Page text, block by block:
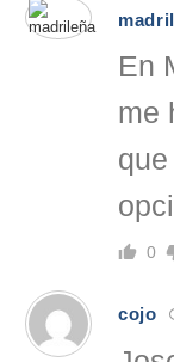
En
me
0
cojo